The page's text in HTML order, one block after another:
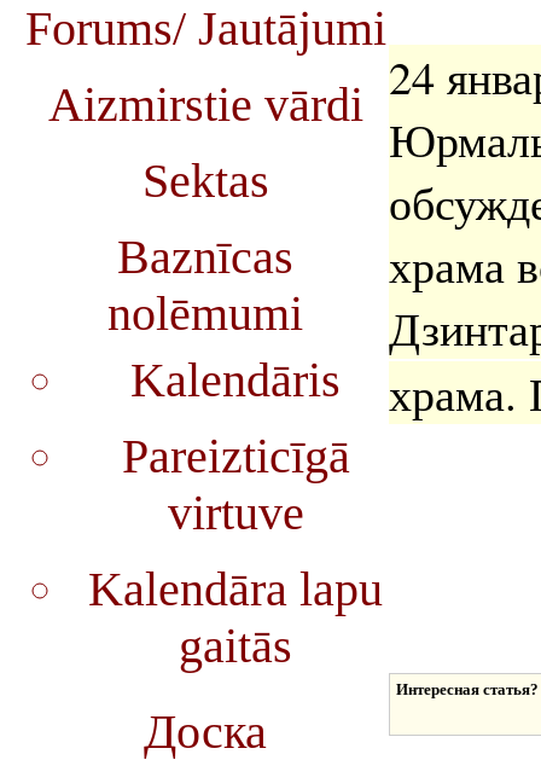
Forums/ Jautājumi
Aizmirstie vārdi
Sektas
Baznīcas
nolēmumi
Kalendāris
Pareizticīgā
virtuve
Kalendāra lapu
gaitās
Доска
24
храма
храма.
Интересная